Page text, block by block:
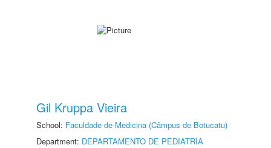
Gil Kruppa Vieira
School: Faculdade de Medicina (Câmpus de Botucatu)
Department: DEPARTAMENTO DE PEDIATRIA